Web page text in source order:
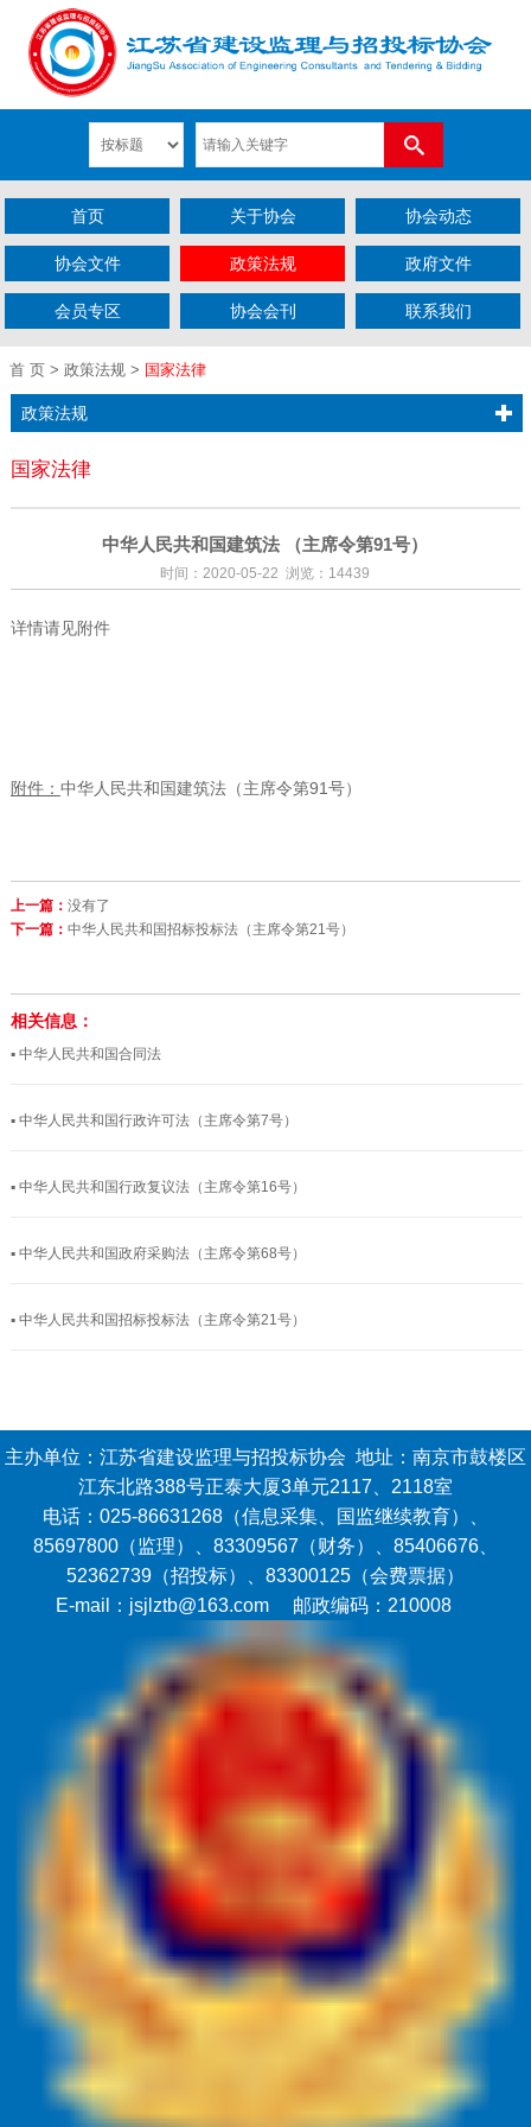
首页 关于协会 协会动态
协会文件 政策法规 政府文件
会员专区 协会会刊 联系我们
首 页 > 政策法规 > 国家法律
政策法规
国家法律
中华人民共和国建筑法 （主席令第91号）
时间：2020-05-22 浏览：14439
详情请见附件
附件： 中华人民共和国建筑法（主席令第91号）
上一篇： 没有了
下一篇： 中华人民共和国招标投标法（主席令第21号）
相关信息：
▪ 中华人民共和国合同法
▪ 中华人民共和国行政许可法（主席令第7号）
▪ 中华人民共和国行政复议法（主席令第16号）
▪ 中华人民共和国政府采购法（主席令第68号）
▪ 中华人民共和国招标投标法（主席令第21号）
主办单位：江苏省建设监理与招投标协会 地址：南京市鼓楼区
江东北路388号正泰大厦3单元2117、2118室
电话：025-86631268（信息采集、国监继续教育）、
85697800（监理）、83309567（财务）、85406676、
52362739（招投标）、83300125（会费票据）
E-mail：jsjlztb@163.com 邮政编码：210008